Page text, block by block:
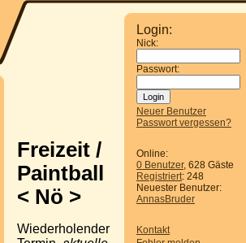
Login:
Nick:
Passwort:
Neuer Benutzer
Passwort vergessen?
Online:
0 Benutzer, 628 Gäste
Registriert: 248
Neuester Benutzer:
AnnasBruder
Kontakt
Freizeit /
Paintball
< Nö >
Wiederholender